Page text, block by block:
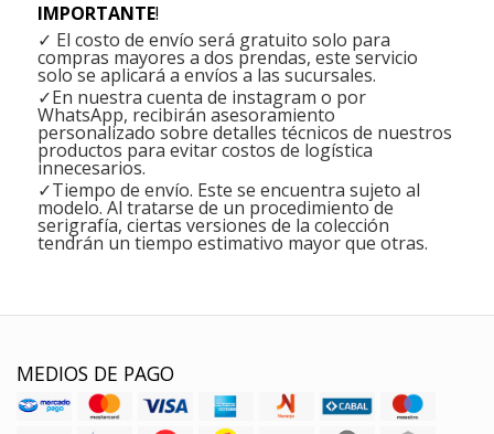
IMPORTANTE!
✓ El costo de envío será gratuito solo para
compras mayores a dos prendas, este servicio
solo se aplicará a envíos a las sucursales.
✓En nuestra cuenta de instagram o por
WhatsApp, recibirán asesoramiento
personalizado sobre detalles técnicos de nuestros
productos para evitar costos de logística
innecesarios.
✓Tiempo de envío. Este se encuentra sujeto al
modelo. Al tratarse de un procedimiento de
serigrafía, ciertas versiones de la colección
tendrán un tiempo estimativo mayor que otras.
MEDIOS DE PAGO